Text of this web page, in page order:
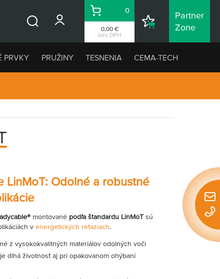
0,00 €
bez DPH
Košík
0
Nákupný
Partner
Zone
PRVKY PRUŽINY TESNENIA CEMA-TECH
LinMoT: Odolné a robustné
montované podľa štandardu LinMoT sú
v energetických reťaziach.
z vysokokvalitných materiálov odolných voči
dlhá životnosť aj pri opakovanom ohýbaní